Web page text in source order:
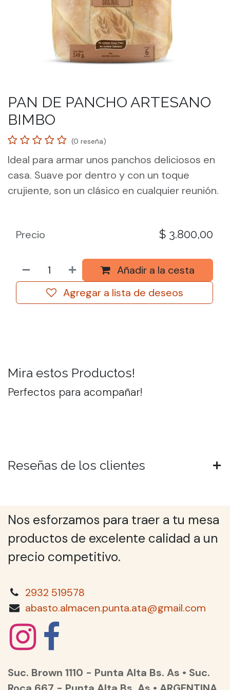
PAN DE PANCHO ARTESANO
BIMBO
(0 reseña)
Ideal para armar unos panchos deliciosos en
casa. Suave por dentro y con un toque
crujiente, son un clásico en cualquier reunión.
Añadir a la cesta
Agregar a lista de deseos
Precio $ 3.800,00
Mira estos Productos!
Perfectos para acompañar!
Reseñas de los clientes
Nos esforzamos para traer a tu mesa
productos de excelente calidad a un
precio competitivo.
2932 519578
abasto.almacen.punta.ata@gmail.com
Suc. Brown 1110 - Punta Alta Bs. As • Suc.